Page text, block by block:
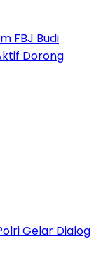
FBJ Budi
Dorong
Gelar Dialog